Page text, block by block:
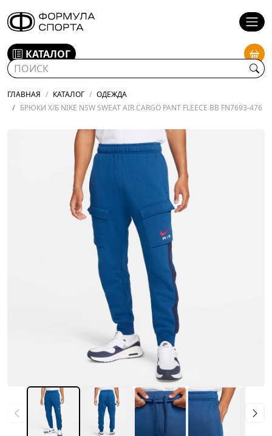
КАТАЛОГ
ГЛАВНАЯ КАТАЛОГ
ОДЕЖДА
БРЮКИ Х/Б NIKE NSW SWEAT AIR CARGO PANT FLEECE BB FN7693-476